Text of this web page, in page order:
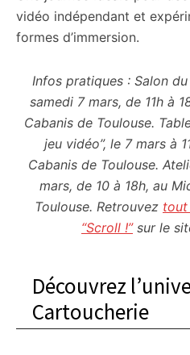
vidéo indépendant et
formes d’immersion.
Infos pratiques : Salon
samedi 7 mars, de 11h à
Cabanis de Toulouse.
jeu vidéo”, le 7 mars à
Cabanis de Toulouse.
mars, de 10 à 18h, au
Toulouse. Retrouvez tout
“Scroll !”sur le
Découvrez
Cartoucherie